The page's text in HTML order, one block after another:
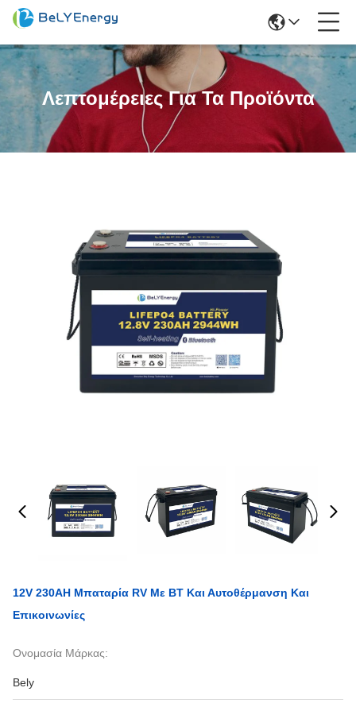
Λεπτομέρειες Για Τα Προϊόντα
12V 230AH Μπαταρία RV Με BT Και Αυτοθέρμανση Και
Επικοινωνίες
Ονομασία Μάρκας:
Bely